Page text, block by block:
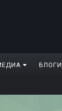
БЛОГИ